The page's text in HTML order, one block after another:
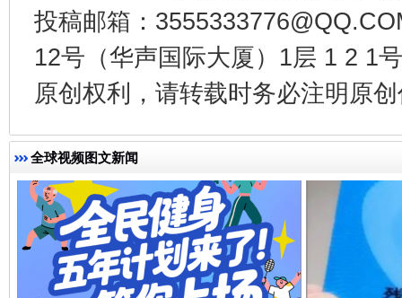
投稿邮箱：
12号（华声国际大厦）1层 1 2 1
原创权利，请转载时务必注明原
全球视频图文新闻
受贿1.44亿！段成刚被判无期 从幼
全民健身五年计划来了！等你上场